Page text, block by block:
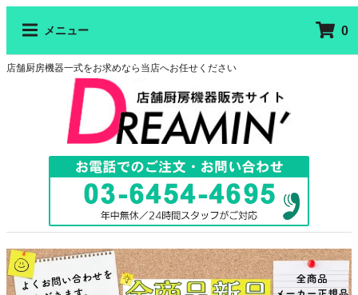
メニュー 0
店舗厨房機器一式をお求めなら当店へお任せください